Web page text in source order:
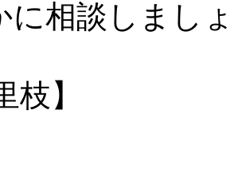
に相談しまし
枝】